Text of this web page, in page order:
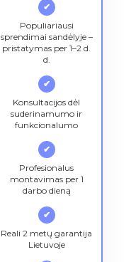
✔
Populiariausi
sprendimai sandėlyje –
pristatymas per 1–2 d.
d.
✔
Konsultacijos dėl
suderinamumo ir
funkcionalumo
✔
Profesionalus
montavimas per 1
darbo dieną
✔
Reali 2 metų garantija
Lietuvoje